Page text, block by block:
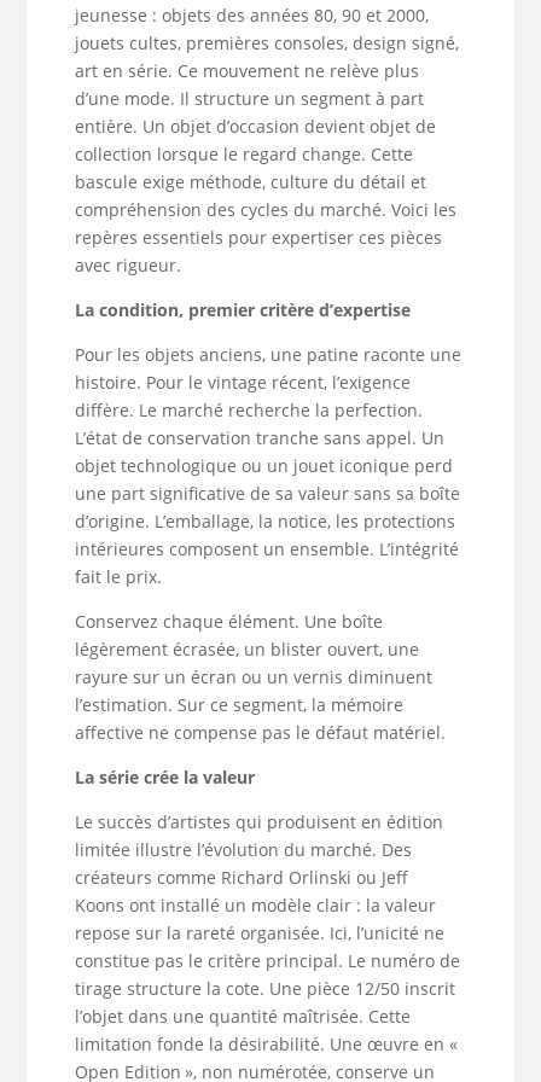
jeunesse : objets des années 80, 90 et 2000,
jouets cultes, premières consoles, design signé,
art en série. Ce mouvement ne relève plus
d’une mode. Il structure un segment à part
entière. Un objet d’occasion devient objet de
collection lorsque le regard change. Cette
bascule exige méthode, culture du détail et
compréhension des cycles du marché. Voici les
repères essentiels pour expertiser ces pièces
avec rigueur.
La condition, premier critère d’expertise
Pour les objets anciens, une patine raconte une
histoire. Pour le vintage récent, l’exigence
diffère. Le marché recherche la perfection.
L’état de conservation tranche sans appel. Un
objet technologique ou un jouet iconique perd
une part significative de sa valeur sans sa boîte
d’origine. L’emballage, la notice, les protections
intérieures composent un ensemble. L’intégrité
fait le prix.
Conservez chaque élément. Une boîte
légèrement écrasée, un blister ouvert, une
rayure sur un écran ou un vernis diminuent
l’estimation. Sur ce segment, la mémoire
affective ne compense pas le défaut matériel.
La série crée la valeur
Le succès d’artistes qui produisent en édition
limitée illustre l’évolution du marché. Des
créateurs comme Richard Orlinski ou Jeff
Koons ont installé un modèle clair : la valeur
repose sur la rareté organisée. Ici, l’unicité ne
constitue pas le critère principal. Le numéro de
tirage structure la cote. Une pièce 12/50 inscrit
l’objet dans une quantité maîtrisée. Cette
limitation fonde la désirabilité. Une œuvre en «
Open Edition », non numérotée, conserve un